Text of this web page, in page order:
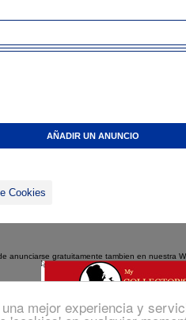
mejor experiencia y
AÑADIR UN ANUNCIO
Cookies
anunciarse gratuitamente tambien en nuestra